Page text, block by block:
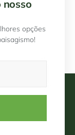
nosso
opções